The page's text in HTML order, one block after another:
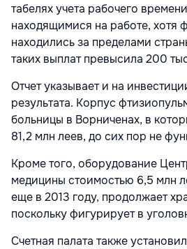
табелях учета рабочего
находящимися на работе, хотя
находились за пределами
таких выплат превысила 200
Отчет указывает и на
результата. Корпус
больницы в Ворниченах, в
81,2 млн леев, до сих пор не
Кроме того, оборудование
медицины стоимостью 6,5 млн
еще в 2013 году, продолжает
поскольку фигурирует в
Счетная палата также